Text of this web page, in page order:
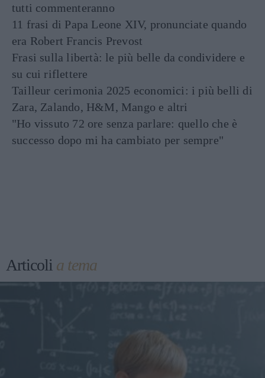
tutti commenteranno
11 frasi di Papa Leone XIV, pronunciate quando
era Robert Francis Prevost
Frasi sulla libertà: le più belle da condividere e
su cui riflettere
Tailleur cerimonia 2025 economici: i più belli di
Zara, Zalando, H&M, Mango e altri
"Ho vissuto 72 ore senza parlare: quello che è
successo dopo mi ha cambiato per sempre"
Articoli a tema